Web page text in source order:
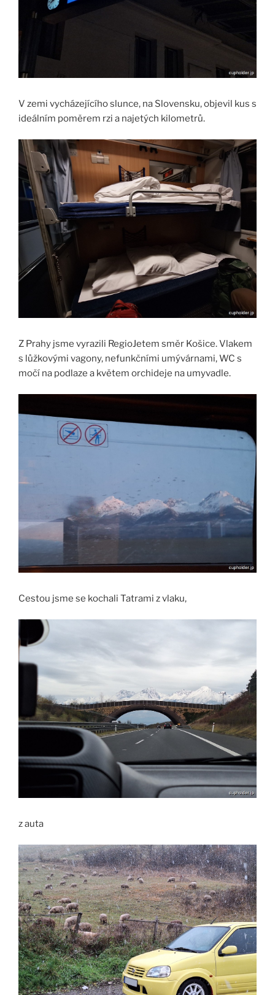
V zemi vycházejícího slunce, na Slovensku, objevil kus s
ideálním poměrem rzi a najetých kilometrů.
Z Prahy jsme vyrazili RegioJetem směr Košice. Vlakem
s lůžkovými vagony, nefunkčními umývárnami, WC s
močí na podlaze a květem orchideje na umyvadle.
Cestou jsme se kochali Tatrami z vlaku,
z auta